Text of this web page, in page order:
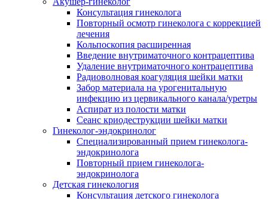
Консультация гинеколога
Повторный осмотр гинеколога с коррекцией
лечения
Кольпоскопия расширенная
Введение внутриматочного контрацептива
Удаление внутриматочного контрацептива
Радиоволновая коагуляция шейки матки
Забор материала на урогенитальную
инфекцию из цервикального канала/уретры
Аспират из полости матки
Сеанс криодеструкции шейки матки
Гинеколог-эндокринолог
Специализированный прием гинеколога-
эндокринолога
Повторный прием гинеколога-
эндокринолога
Детская гинекология
Консультация детского гинеколога